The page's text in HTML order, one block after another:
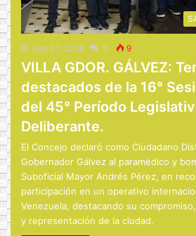
Ago 07, 2026 0 9
VILLA GDOR. GÁLVEZ:
destacados de la 16°
del 45° Período
Deliberante.
El Concejo declaró como Ciudadano
Gobernador Gálvez al paramédico y
Suboficial Mayor Andrés Pérez, en
participación en un operativo
Venezuela, destacando su
y representación de la ciudad.